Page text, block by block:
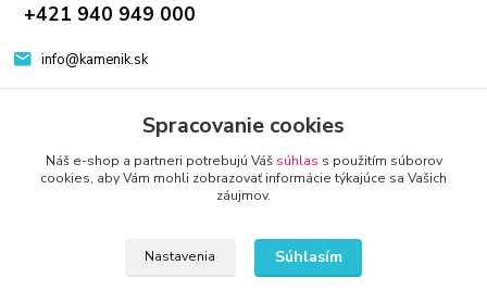
+421 940 949 000
info@kamenik.sk
Eshop-rychlo.sk
Spracovanie cookies
Náš e-shop a partneri potrebujú Váš súhlas s použitím súborov
cookies, aby Vám mohli zobrazovať informácie týkajúce sa Vašich
záujmov.
Nastavenia Súhlasím